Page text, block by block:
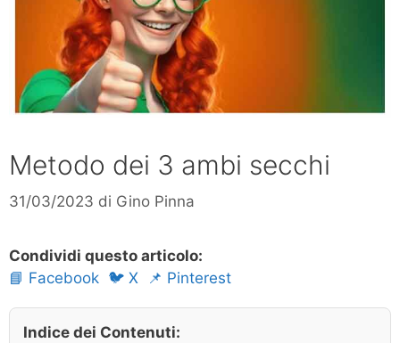
Metodo dei 3 ambi secchi
31/03/2023 di Gino Pinna
Condividi questo articolo:
📘 Facebook 🐦 X 📌 Pinterest
Indice dei Contenuti: